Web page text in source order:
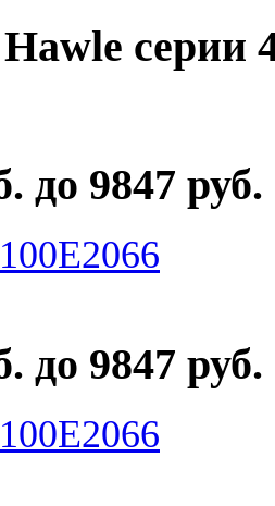
серии
до 9847 руб.
до 9847 руб.